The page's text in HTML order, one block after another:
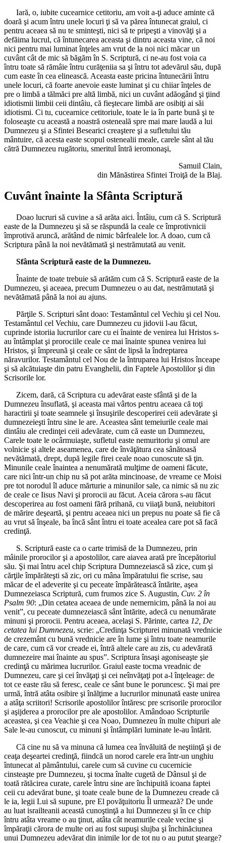
Iară, o, iubite cucearnice cetitoriu, am voit a-ţi aduce aminte că
doară şi acum întru unele locuri ţi să va părea întunecat graiul, ci
pentru aceaea să nu te sminteşti, nici să te pripeşti a vinovăţi şi a
defăima lucrul, că întunecarea aceasta şi dintru aceasta vine, că noi
nici pentru mai luminat înţeles am vrut de la noi nici măcar un
cuvânt cât de mic să băgăm în S. Scriptură, ci ne-au fost voia ca
întru toate să rămâie întru curăţeniia sa şi întru tot adevărul său, după
cum easte în cea elinească. Aceasta easte pricina întunecării întru
unele locuri, că foarte anevoie easte luminat şi cu chiiar înţeles de
pre o limbă a tălmăci pre altă limbă, nici un cuvânt adăogând şi ţiind
idiotismii limbii ceii dintâiu, că fieştecare limbă are osibiţi ai săi
idiotismi. Ci tu, cucearnice cetitoriule, toate le ia în parte bună şi te
foloseaşte cu această a noastră osteneală spre mai mare laudă a lui
Dumnezeu şi a Sfintei Besearici creaştere şi a sufletului tău
mântuire, că acesta easte scopul ostenealii meale, carele sânt al tău
cătră Dumnezeu rugătoriu, smeritul întră ieromonaşi,
Samuil Clain,
din Mănăstirea Sfintei Troiţă de la Blaj.
Cuvânt înainte la Sfânta Scriptură
Doao lucruri să cuvine a să arăta aici. Întâiu, cum că S. Scriptură
easte de la Dumnezeu şi să se răspundă la ceale ce împrotivnicii
împrotivă aruncă, arătând de nimic bârfealele lor. A doao, cum că
Scriptura până la noi nevătămată şi nestrămutată au venit.
Sfânta Scriptură easte de la Dumnezeu.
Înainte de toate trebuie să arătăm cum că S. Scriptură easte de la
Dumnezeu, şi aceaea, precum Dumnezeu o au dat, nestrămutată şi
nevătămată până la noi au ajuns.
Părţile S. Scripturi sânt doao: Testamântul cel Vechiu şi cel Nou.
Testamântul cel Vechiu, care Dumnezeu cu jidovii l-au făcut,
cuprinde istoriia lucrurilor care cu ei înainte de venirea lui Hristos s-
au întâmplat şi prorociile ceale ce mai înainte spunea venirea lui
Hristos, şi împreună şi ceale ce sânt de lipsă la îndreptarea
năravurilor. Testamântul cel Nou de la întruparea lui Hristos înceape
şi să alcătuiaşte din patru Evanghelii, din Faptele Apostolilor şi din
Scrisorile lor.
Zicem, dară, că Scriptura cu adevărat easte sfântă şi de la
Dumnezeu însuflată, şi aceasta mai vârtos pentru aceaea că toţi
haractirii şi toate seamnele şi însuşirile descoperirei ceii adevărate şi
dumnezeieşti întru sine le are. Aceastea sânt temeiurile ceale mai
dintâiu ale credinţei ceii adevărate, cum că easte un Dumnezeu,
Carele toate le ocârmuiaşte, sufletul easte nemuritoriu şi omul are
volnicie şi altele aseamenea, care de învăţătura cea sânătoasă
nevătămată, drept, după legile firei ceale noao cunoscute să ţin.
Minunile ceale înaintea a nenumărată mulţime de oameni făcute,
care nici într-un chip nu să pot arăta mincinoase, de vreame ce Moisi
pre tot norodul îl aduce mărturie a minunilor sale, ca nimic să nu zic
de ceale ce Iisus Navi şi prorocii au făcut. Aceia cărora s-au făcut
descoperirea au fost oameni fără prihană, cu viiaţă bună, neiubitori
de mărire deşeartă, şi pentru aceaea nici un prepus nu poate să fie că
au vrut să înşeale, ba încă sânt întru ei toate acealea care pot să facă
credinţă.
S. Scriptură easte ca o carte trimisă de la Dumnezeu, prin
mâinile prorocilor şi a apostolilor, care aiavea arată pre începătoriul
său. Şi mai întru acel chip Scriptura Dumnezeiască să zice, cum şi
cărţile împărăteşti să zic, ori cu mâna împăratului fie scrise, sau
măcar de el adeverite şi cu peceate împărătească întărite, aşea
Dumnezeiasca Scriptură, cum frumos zice S. Augustin, Cuv. 2 în
Psalm 90: „Din cetatea aceaea de unde nemernicim, până la noi au
venit”, cu peceate dumnezeiască sânt întărite, adecă cu nenumărate
minuni şi prorocii. Pentru aceaea, acelaşi S. Părinte, cartea 12, De
cetatea lui Dumnezeu, scrie: „Credinţa Scripturei minunată vrednicie
de crezemânt cu bună vrednicie are în lume şi întru toate neamurile
de care, cum că vor creade ei, întră altele care au zis, cu adevărată
dumnezeire mai înainte au spus”. Scriptura însaşi agoniseaşte şie
credinţă cu mărimea lucrurilor. Graiul easte tocma vreadnic de
Dumnezeu, care şi cei învăţaţi şi cei neînvăţaţi pot a-l înţeleage: de
tot ce easte rău să feresc, ceale ce sânt bune le poruncesc. Şi mai pre
urmă, întră atâta osibire şi înălţime a lucrurilor minunată easte unirea
a atâţa scriitori! Scrisorile apostolilor întăresc pre scrisorile prorocilor
şi aşijderea a prorocilor pre ale apostolilor. Amândoao Scripturile
aceastea, şi cea Veachie şi cea Noao, Dumnezeu în multe chipuri ale
Sale le-au cunoscut, cu minuni şi întâmplări luminate le-au întărit.
Că cine nu să va minuna că lumea cea învăluită de neştiinţă şi de
ceaţa deşeartei credinţă, fiindcă un norod carele era într-un unghiu
întunecat al pământului, carele cum să cuvine cu cucernicie
cinsteaşte pre Dumnezeu, şi tocma înalte cugetă de Dânsul şi de
toată rătăcirea curate, carele întru sine are închipuită icoana faptei
ceii cu adevărat bune, şi toate ceale bune de la Dumnezeu creade că
le ia, legii Lui să supune, pre El povăţuitoriu Îl urmează? De unde
au luat israilteanii această cunoştinţă a lui Dumnezeu şi în ce chip
întru atâta vreame o au ţinut, atâta cât neamurile ceale vecine şi
împăraţii cărora de multe ori au fost supuşi slujba şi închinăciunea
unui Dumnezeu adevărat din inimile lor de tot nu o au putut ştearge?